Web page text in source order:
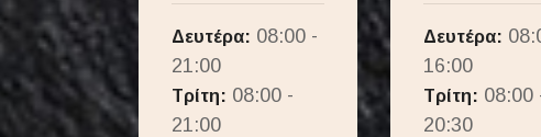
Δευτέρα: 08:00 -
21:00
Τρίτη: 08:00 -
21:00
Δευτέρα:
16:00
Τρίτη: 08:00
20:30